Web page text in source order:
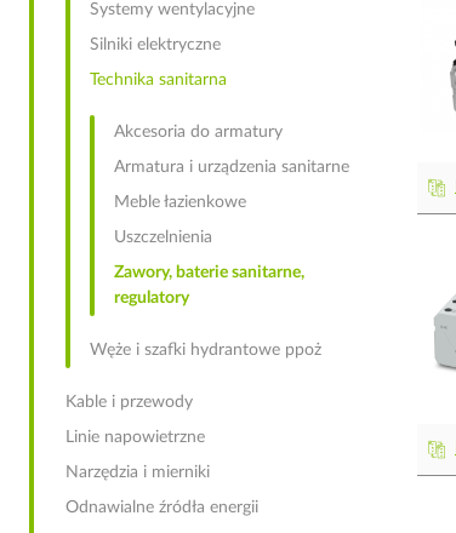
Systemy wentylacyjne
Silniki elektryczne
Technika sanitarna
Akcesoria do armatury
Armatura i urządzenia sanitarne
Meble łazienkowe
Uszczelnienia
Zawory, baterie sanitarne,
regulatory
Węże i szafki hydrantowe ppoż
Kable i przewody
Linie napowietrzne
Narzędzia i mierniki
Odnawialne źródła energii